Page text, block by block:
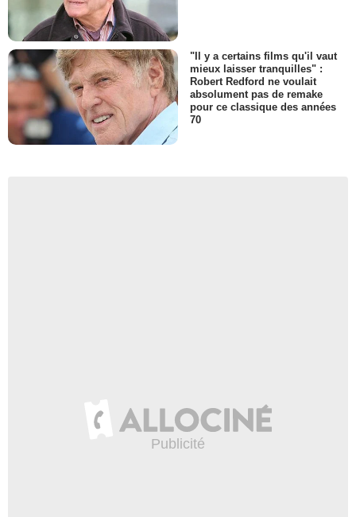
"Il y a certains films qu'il vaut
mieux laisser tranquilles" :
Robert Redford ne voulait
absolument pas de remake
pour ce classique des années
70